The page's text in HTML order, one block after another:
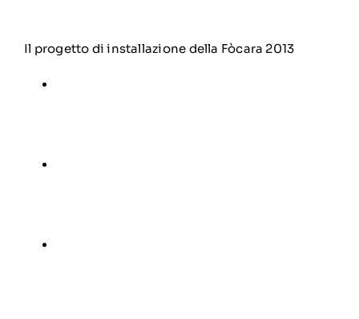
Il progetto di installazione della Fòcara 2013